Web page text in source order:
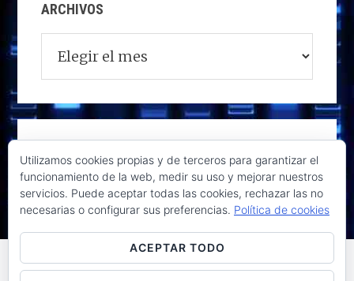
ARCHIVOS
Utilizamos cookies propias y de terceros para garantizar el
funcionamiento de la web, medir su uso y mejorar nuestros
servicios. Puede aceptar todas las cookies, rechazar las no
necesarias o configurar sus preferencias. Política de cookies
ACEPTAR TODO